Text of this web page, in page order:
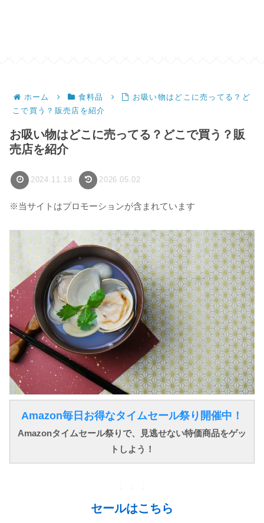
ホーム 食料品
お吸い物はどこに売ってる？ど
こで買う？販売店を紹介
お吸い物はどこに売ってる？どこで買う？販
売店を紹介
2024.11.18 2026.05.02
※当サイトはプロモーションが含まれています
Amazon毎日お得なタイムセール祭り開催中！
Amazonタイムセール祭りで、見逃せない特価商品をゲッ
トしよう！
セールはこちら